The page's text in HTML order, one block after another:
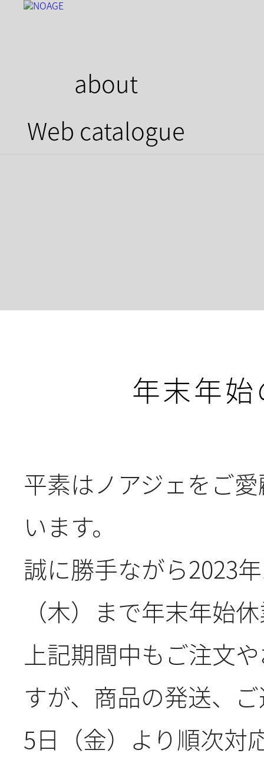
about
Web catalogue
2026/
2025.7.17
2025/
2024.12.26
年末年
2024.8.20
2024.8.7
夏季休
2024.7.18
2024/
年末年
平素はノアジェをご
います。
誠に勝手ながら2023
（木）まで年末年始
上記期間中もご注文
すが、商品の発送、
5日（金）より順次対